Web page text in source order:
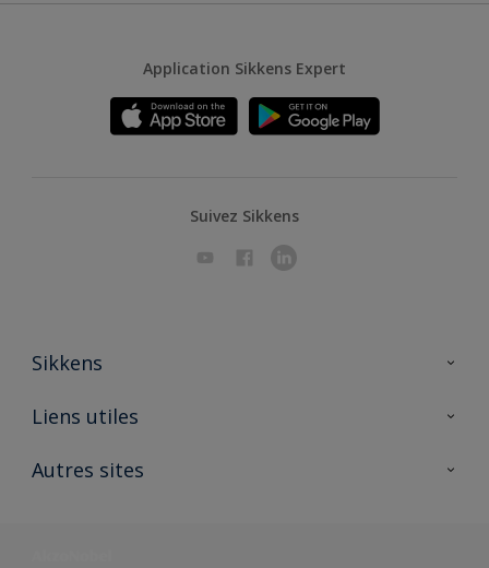
Application Sikkens Expert
Suivez Sikkens
Sikkens
A propos de Sikkens
Liens utiles
Ouvrir un magasin PASS
Autres sites